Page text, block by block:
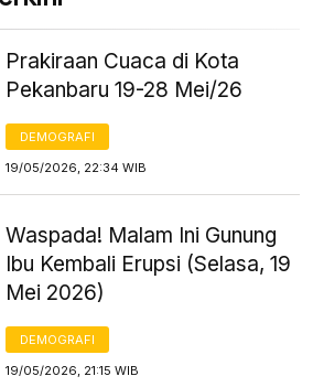
Prakiraan Cuaca di Kota
Pekanbaru 19-28 Mei/26
DEMOGRAFI
19/05/2026, 22:34 WIB
Waspada! Malam Ini Gunung
Ibu Kembali Erupsi (Selasa, 19
Mei 2026)
DEMOGRAFI
19/05/2026, 21:15 WIB